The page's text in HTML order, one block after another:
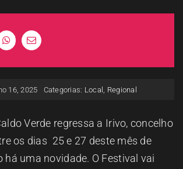
A RCP
CONTACTOS
16, 2025 Categorias: Local Regional
Verde regressa a Irivo, concelho
os dias 25 e 27 deste mês de
há uma novidade. O Festival vai